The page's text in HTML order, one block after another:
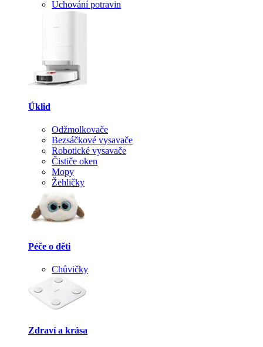
Uchování potravin
Úklid
Odžmolkovače
Bezsáčkové vysavače
Robotické vysavače
Čističe oken
Mopy
Žehličky
Péče o děti
Chůvičky
Zdraví a krása